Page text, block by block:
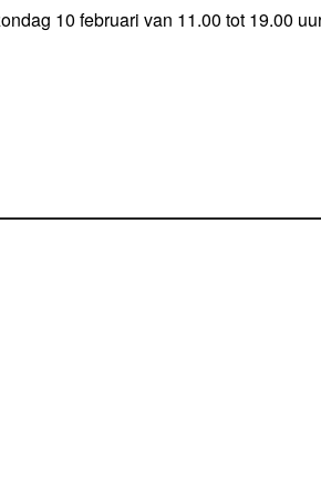
10 februari van 11.00 tot 19.00